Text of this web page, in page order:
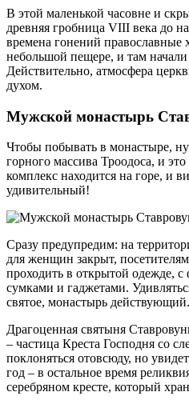
В этой маленькой часовне и
древняя гробница VIII века до
времена гонений православные
небольшой пещере, и там начали
Действительно, атмосфера
духом.
Мужской монастырь
Чтобы побывать в монастыре,
горного массива Троодоса, и
комплекс находится на горе, и
удивительный!
Сразу предупредим: на
для женщин закрыт,
проходить в открытой одежде,
сумками и гаджетами.
святое, монастырь действующий.
Драгоценная святыня
– частица Креста Господня со
поклоняться отовсюду, но
год – в остальное время
серебряном кресте, который